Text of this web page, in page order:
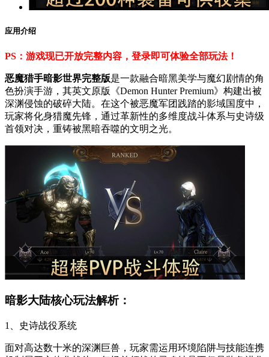
应用介绍
PS：游戏现已开放完整内容，登录即可体验全部玩法！
恶魔猎手暗影世界完整版是一款融合暗黑美学与魔幻剧情的角
色扮演手游，其英文原版《Demon Hunter Premium》构建出被
深渊侵蚀的破碎大陆。在这个被恶魔军团践踏的影域国度中，
玩家将化身猎魔先锋，通过革新性的多维度战斗体系与史诗级
首领对决，重铸被黑暗吞噬的文明之光。
暗影大陆核心玩法解析：
1、史诗战役系统
面对高达数十米的深渊巨兽，玩家需运用环境陷阱与技能连携